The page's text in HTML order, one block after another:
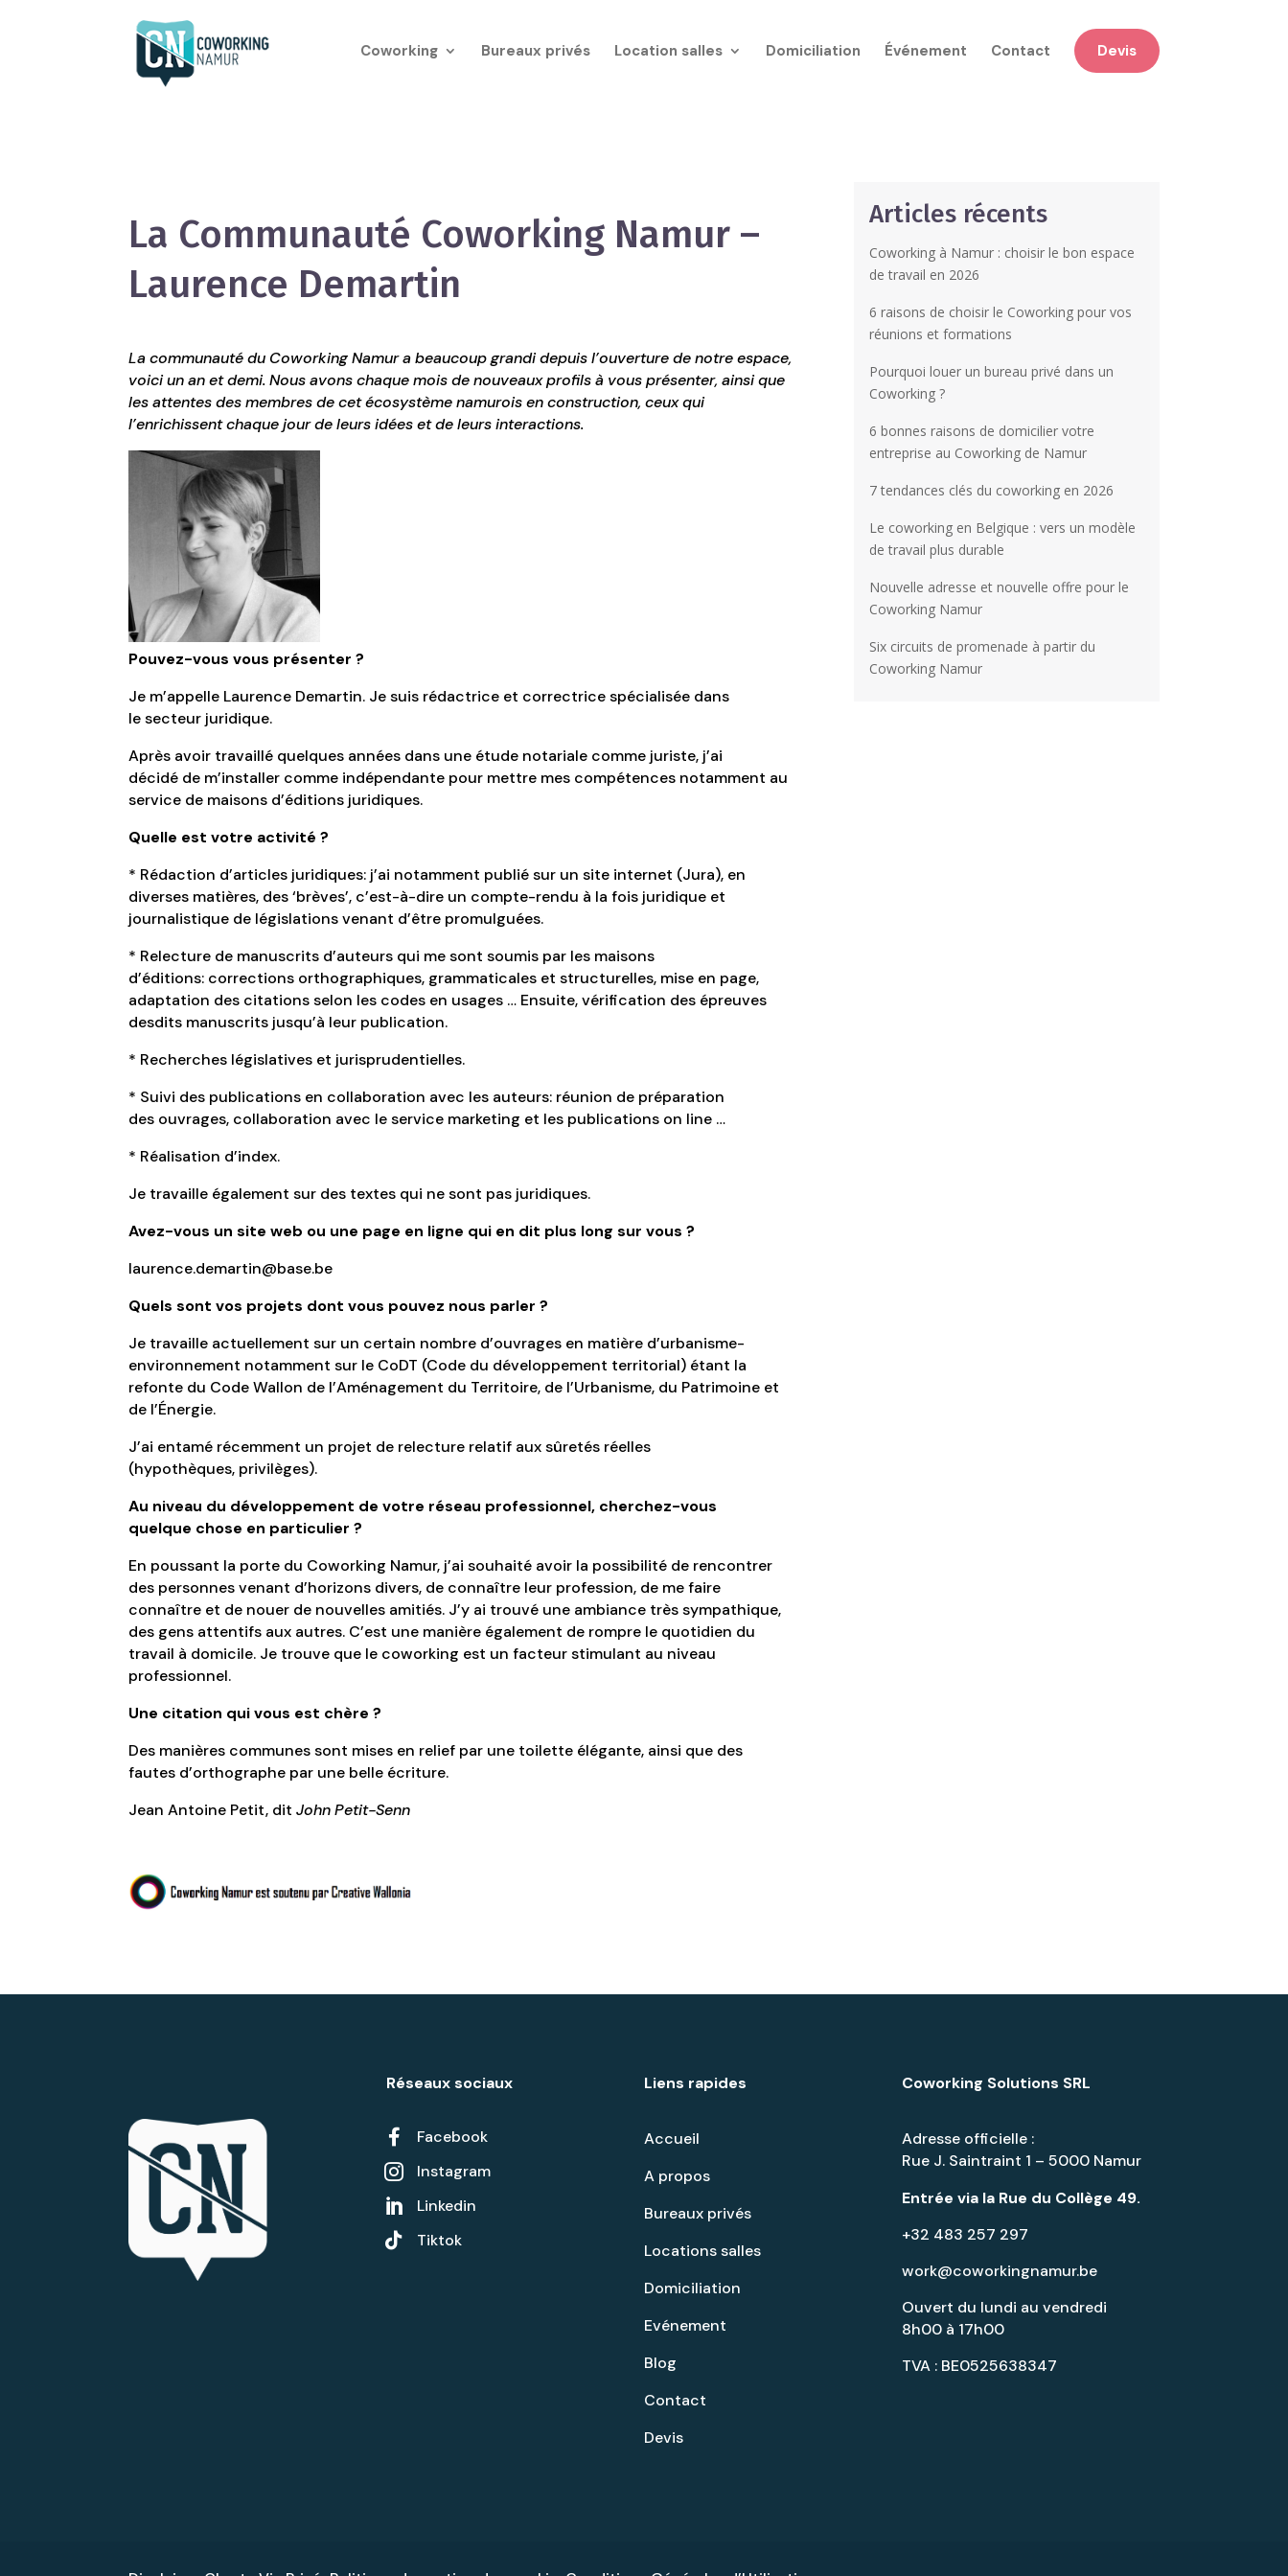
Coworking Bureaux privés Location salles Domiciliation Événement Contact Devis
La Communauté Coworking Namur –
Laurence Demartin
La communauté du Coworking Namur a beaucoup grandi depuis l’ouverture de notre espace,
voici un an et demi. Nous avons chaque mois de nouveaux profils à vous présenter, ainsi que
les attentes des membres de cet écosystème namurois en construction, ceux qui
l’enrichissent chaque jour de leurs idées et de leurs interactions.
Pouvez-vous vous présenter ?
Je m’appelle Laurence Demartin. Je suis rédactrice et correctrice spécialisée dans
le secteur juridique.
Après avoir travaillé quelques années dans une étude notariale comme juriste, j’ai
décidé de m’installer comme indépendante pour mettre mes compétences notamment au
service de maisons d’éditions juridiques.
Quelle est votre activité ?
* Rédaction d’articles juridiques: j’ai notamment publié sur un site internet (Jura), en
diverses matières, des ‘brèves’, c’est-à-dire un compte-rendu à la fois juridique et
journalistique de législations venant d’être promulguées.
* Relecture de manuscrits d’auteurs qui me sont soumis par les maisons
d’éditions: corrections orthographiques, grammaticales et structurelles, mise en page,
adaptation des citations selon les codes en usages … Ensuite, vérification des épreuves
desdits manuscrits jusqu’à leur publication.
* Recherches législatives et jurisprudentielles.
* Suivi des publications en collaboration avec les auteurs: réunion de préparation
des ouvrages, collaboration avec le service marketing et les publications on line …
* Réalisation d’index.
Je travaille également sur des textes qui ne sont pas juridiques.
Avez-vous un site web ou une page en ligne qui en dit plus long sur vous ?
laurence.demartin@base.be
Quels sont vos projets dont vous pouvez nous parler ?
Je travaille actuellement sur un certain nombre d’ouvrages en matière d’urbanisme-
environnement notamment sur le CoDT (Code du développement territorial) étant la
refonte du Code Wallon de l’Aménagement du Territoire, de l’Urbanisme, du Patrimoine et
de l’Énergie.
J’ai entamé récemment un projet de relecture relatif aux sûretés réelles
(hypothèques, privilèges).
Au niveau du développement de votre réseau professionnel, cherchez-vous
quelque chose en particulier ?
En poussant la porte du Coworking Namur, j’ai souhaité avoir la possibilité de rencontrer
des personnes venant d’horizons divers, de connaître leur profession, de me faire
connaître et de nouer de nouvelles amitiés. J’y ai trouvé une ambiance très sympathique,
des gens attentifs aux autres. C’est une manière également de rompre le quotidien du
travail à domicile. Je trouve que le coworking est un facteur stimulant au niveau
professionnel.
Une citation qui vous est chère ?
Des manières communes sont mises en relief par une toilette élégante, ainsi que des
fautes d’orthographe par une belle écriture.
Jean Antoine Petit, ditJohn Petit-Senn
Articles récents
Coworking à Namur : choisir le bon espace
de travail en 2026
6 raisons de choisir le Coworking pour vos
réunions et formations
Pourquoi louer un bureau privé dans un
Coworking ?
6 bonnes raisons de domicilier votre
entreprise au Coworking de Namur
7 tendances clés du coworking en 2026
Le coworking en Belgique : vers un modèle
de travail plus durable
Nouvelle adresse et nouvelle offre pour le
Coworking Namur
Six circuits de promenade à partir du
Coworking Namur
Réseaux sociaux
 Facebook
 Instagram

Linkedin

Tiktok
Liens rapides
Accueil
A propos
Bureaux privés
Locations salles
Domiciliation
Evénement
Blog
Contact
Devis
Coworking Solutions SRL
Adresse officielle :
Rue J. Saintraint 1 – 5000 Namur
Entrée via la Rue du Collège 49.
+32 483 257 297
work@coworkingnamur.be
Ouvert du lundi au vendredi
8h00 à 17h00
TVA : BE0525638347